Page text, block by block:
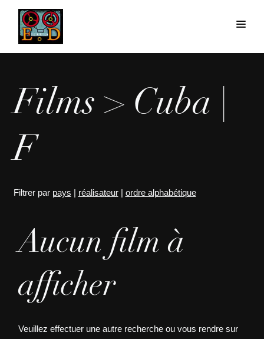
Films > Cuba |
F
Filtrer par pays | réalisateur| ordre alphabétique
Aucun film à
afficher
Veuillez effectuer une autre recherche ou vous rendre sur